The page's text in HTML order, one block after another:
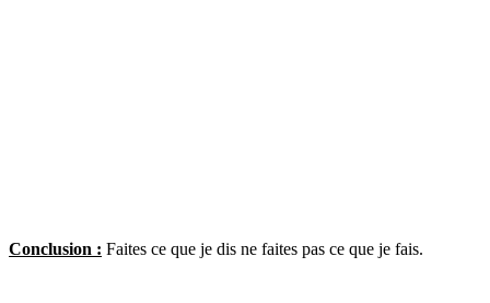
Conclusion : Faites ce que je dis ne faites pas ce que je fais.